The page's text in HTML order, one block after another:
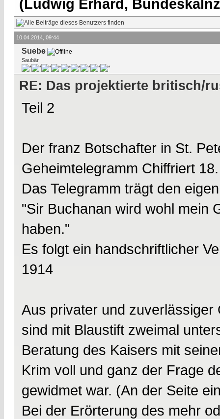
(Ludwig Erhard,
10.04.2014, 09:44
Suebe
Saubär
RE: Das projektierte britisch/
Teil 2
Der franz Botschafter in St.
Geheimtelegramm Chiffriert
Das Telegramm trägt den
"Sir Buchanan wird wohl mein
haben."
Es folgt ein handschriftlicher
1914
Aus privater und
sind mit Blaustift zweimal
Beratung des Kaisers mit
Krim voll und ganz der Frage
gewidmet war. (An der Seite
Bei der Erörterung des mehr